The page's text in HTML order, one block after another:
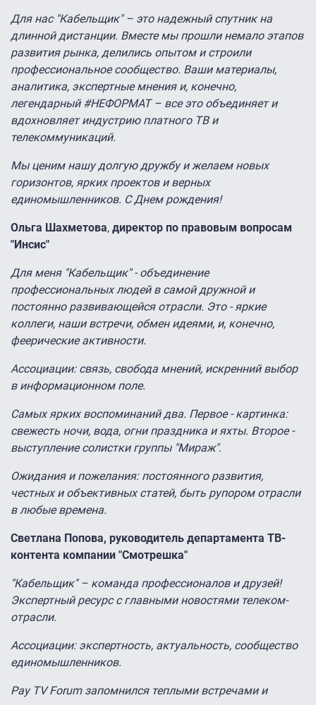
Для нас "Кабельщик" – это надежный спутник на
длинной дистанции. Вместе мы прошли немало этапов
развития рынка, делились опытом и строили
профессиональное сообщество. Ваши материалы,
аналитика, экспертные мнения и, конечно,
легендарный #НЕФОРМАТ – все это объединяет и
вдохновляет индустрию платного ТВ и
телекоммуникаций.
Мы ценим нашу долгую дружбу и желаем новых
горизонтов, ярких проектов и верных
единомышленников. С Днем рождения!
Ольга Шахметова, директор по правовым вопросам
"Инсис"
Для меня "Кабельщик" - объединение
профессиональных людей в самой дружной и
постоянно развивающейся отрасли. Это - яркие
коллеги, наши встречи, обмен идеями, и, конечно,
феерические активности.
Ассоциации: связь, свобода мнений, искренний выбор
в информационном поле.
Самых ярких воспоминаний два. Первое - картинка:
свежесть ночи, вода, огни праздника и яхты. Второе -
выступление солистки группы "Мираж".
Ожидания и пожелания: постоянного развития,
честных и объективных статей, быть рупором отрасли
в любые времена.
Светлана Попова, руководитель департамента ТВ-
контента компании "Смотрешка"
"Кабельщик" – команда профессионалов и друзей!
Экспертный ресурс с главными новостями телеком-
отрасли.
Ассоциации: экспертность, актуальность, сообщество
единомышленников.
Pay TV Forum запомнился теплыми встречами и